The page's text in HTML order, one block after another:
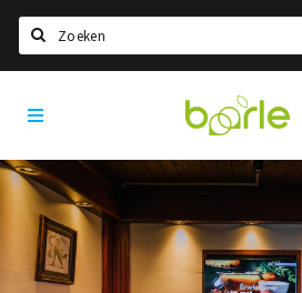
Home
Informatie
Over Baarle
Geschiedenis
Visit
Baarle